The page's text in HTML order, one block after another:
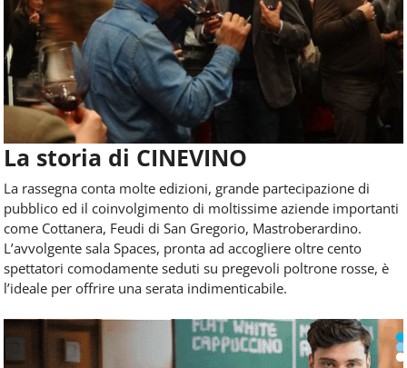
La storia di CINEVINO
La rassegna conta molte edizioni, grande partecipazione di
pubblico ed il coinvolgimento di moltissime aziende importanti
come Cottanera, Feudi di San Gregorio, Mastroberardino.
L’avvolgente sala Spaces, pronta ad accogliere oltre cento
spettatori comodamente seduti su pregevoli poltrone rosse, è
l’ideale per offrire una serata indimenticabile.